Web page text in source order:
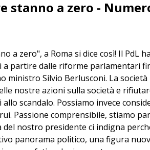
stanno a zero -
a zero", a Roma si dice così! Il
a partire dalle riforme parlamentari
ministro Silvio Berlusconi. La
nostre azioni sulla società e
scandalo. Possiamo invece
Passione comprensibile, stiamo
del nostro presidente ci indigna
panorama politico, una figura